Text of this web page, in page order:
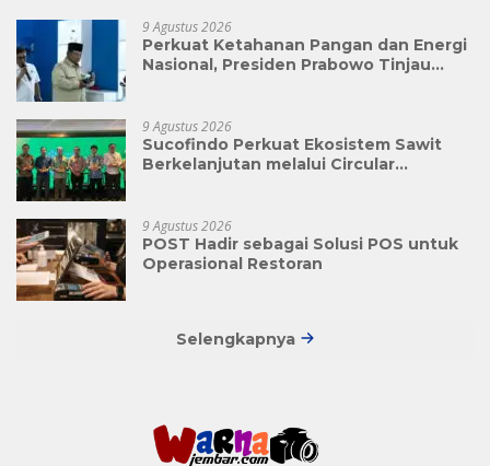
9 Agustus 2026
Perkuat Ketahanan Pangan dan Energi
Nasional, Presiden Prabowo Tinjau
9 Agustus 2026
Sucofindo Perkuat Ekosistem Sawit
Berkelanjutan melalui Circular
9 Agustus 2026
POST Hadir sebagai Solusi POS untuk
Operasional Restoran
Selengkapnya